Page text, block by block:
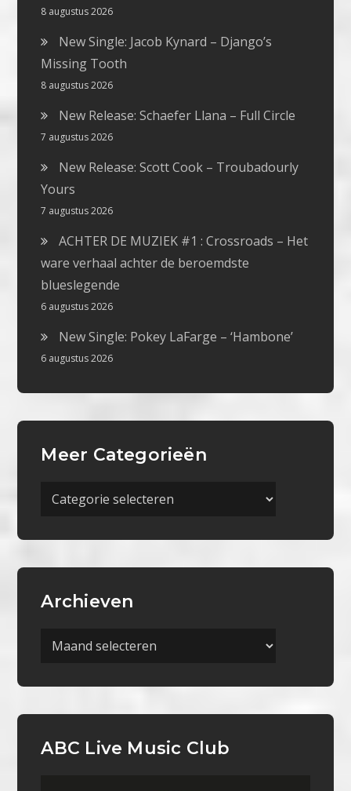
8 augustus 2026
New Single: Jacob Kynard – Django’s
Missing Tooth
8 augustus 2026
New Release: Schaefer Llana – Full Circle
7 augustus 2026
New Release: Scott Cook – Troubadourly
Yours
7 augustus 2026
ACHTER DE MUZIEK #1 : Crossroads – Het
ware verhaal achter de beroemdste
blueslegende
6 augustus 2026
New Single: Pokey LaFarge – ‘Hambone’
6 augustus 2026
Meer Categorieën
Meer
Archieven
Archieven
ABC Live Music Club